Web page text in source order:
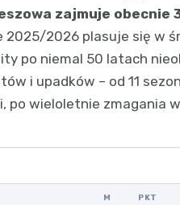
zajmuje
2025/2026 plasuje się w
po niemal 50 latach
i upadków – od 11
po wieloletnie zmagania
M PKT